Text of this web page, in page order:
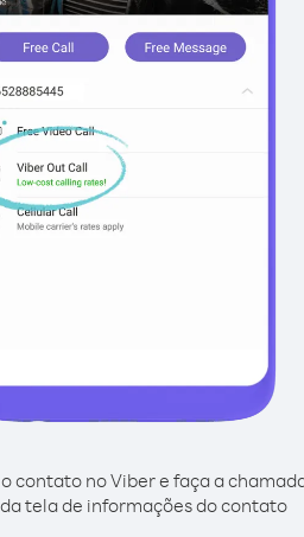
contato no Viber e faça a
tela de informações do contato